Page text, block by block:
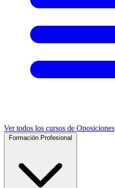
Ver todos los cursos de Oposiciones
Formación Profesional